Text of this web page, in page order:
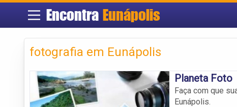
Encontra Eunápolis
fotografia em Eunápolis
Planeta Foto
Faça com que
Eunápolis.